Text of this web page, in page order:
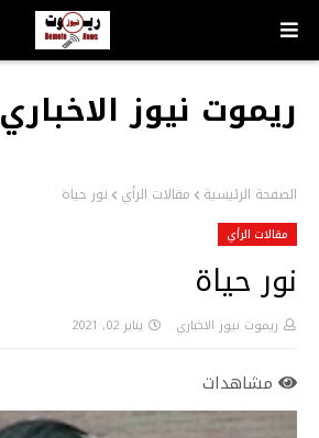
ريموت نيوز الاخباري
الصفحة الرئيسية مقالات الرأي نور حياة
مقالات الرأي
نور حياة
ريموت نيوز الاخباري يناير 02, 2021
مشاهدات